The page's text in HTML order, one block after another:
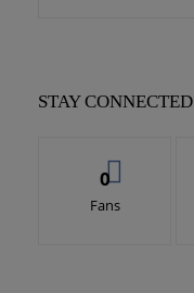
STAY CONNECTED
0
Fans